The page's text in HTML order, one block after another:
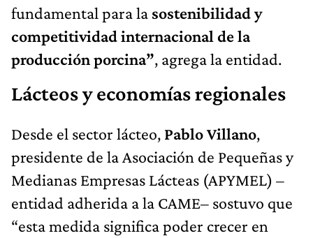
fundamental para la sostenibilidad y
competitividad internacional de la
producción porcina”, agrega la entidad.
Lácteos y economías regionales
Desde el sector lácteo, Pablo Villano,
presidente de la Asociación de Pequeñas y
Medianas Empresas Lácteas (APYMEL) –
entidad adherida a la CAME– sostuvo que
“esta medida significa poder crecer en